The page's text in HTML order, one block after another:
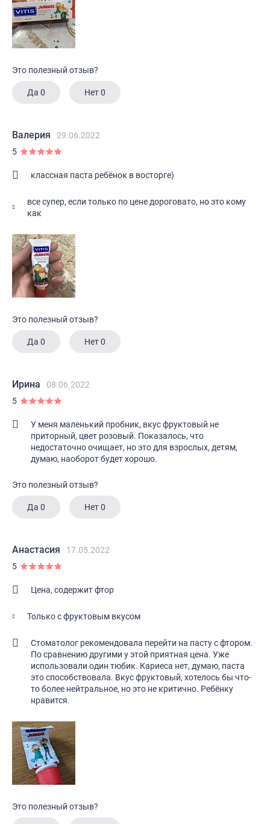
Это полезный отзыв?
Да 0 Нет0
Валерия
29.06.2022
5
классная паста ребёнок в восторге)
все супер, если только по цене дороговато, но это кому
как
Это полезный отзыв?
Да 0 Нет0
Ирина
08.06.2022
5
У меня маленький пробник, вкус фруктовый не
приторный, цвет розовый. Показалось, что
недостаточно очищает, но это для взрослых, детям,
думаю, наоборот будет хорошо.
Это полезный отзыв?
Да 0 Нет0
Анастасия
17.05.2022
5
Цена, содержит фтор
Только с фруктовым вкусом
Стоматолог рекомендовала перейти на пасту с фтором.
По сравнению другими у этой приятная цена. Уже
использовали один тюбик. Кариеса нет, думаю, паста
это способствовала. Вкус фруктовый, хотелось бы что-
то более нейтральное, но это не критично. Ребёнку
нравится.
Это полезный отзыв?